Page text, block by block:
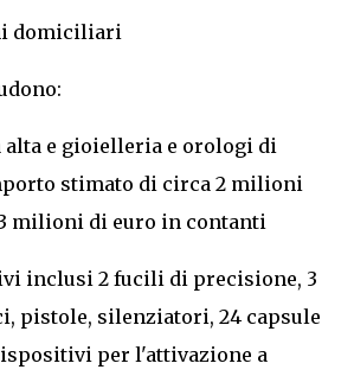
domiciliari
alta e gioielleria e orologi di
stimato di circa 2 milioni
milioni di euro in contanti
inclusi 2 fucili di precisione, 3
pistole, silenziatori, 24 capsule
per l'attivazione a